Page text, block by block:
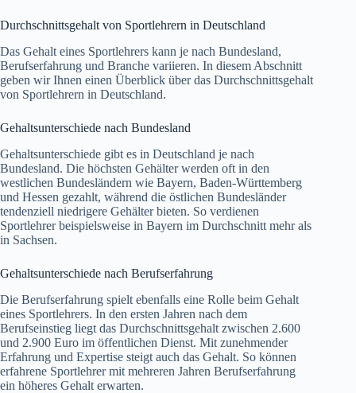
Durchschnittsgehalt von Sportlehrern in Deutschland
Das Gehalt eines Sportlehrers kann je nach Bundesland,
Berufserfahrung und Branche variieren. In diesem Abschnitt
geben wir Ihnen einen Überblick über das Durchschnittsgehalt
von Sportlehrern in Deutschland.
Gehaltsunterschiede nach Bundesland
Gehaltsunterschiede gibt es in Deutschland je nach
Bundesland. Die höchsten Gehälter werden oft in den
westlichen Bundesländern wie Bayern, Baden-Württemberg
und Hessen gezahlt, während die östlichen Bundesländer
tendenziell niedrigere Gehälter bieten. So verdienen
Sportlehrer beispielsweise in Bayern im Durchschnitt mehr als
in Sachsen.
Gehaltsunterschiede nach Berufserfahrung
Die Berufserfahrung spielt ebenfalls eine Rolle beim Gehalt
eines Sportlehrers. In den ersten Jahren nach dem
Berufseinstieg liegt das Durchschnittsgehalt zwischen 2.600
und 2.900 Euro im öffentlichen Dienst. Mit zunehmender
Erfahrung und Expertise steigt auch das Gehalt. So können
erfahrene Sportlehrer mit mehreren Jahren Berufserfahrung
ein höheres Gehalt erwarten.